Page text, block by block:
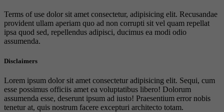
Terms of use dolor sit amet consectetur, adipisicing elit. Recusandae
provident ullam aperiam quo ad non corrupti sit vel quam repellat
ipsa quod sed, repellendus adipisci, ducimus ea modi odio
assumenda.
Disclaimers
Lorem ipsum dolor sit amet consectetur adipisicing elit. Sequi, cum
esse possimus officiis amet ea voluptatibus libero! Dolorum
assumenda esse, deserunt ipsum ad iusto! Praesentium error nobis
tenetur at, quis nostrum facere excepturi architecto totam.